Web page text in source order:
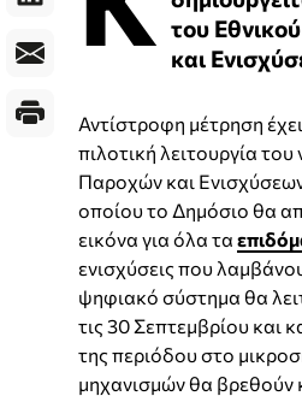
του
και
Αντίστροφη μέτρηση
πιλοτική λειτουργία
Παροχών και
οποίου το Δημόσιο θα
εικόνα για όλα τα
ενισχύσεις που
ψηφιακό σύστημα θα
τις 30 Σεπτεμβρίου και
της περιόδου στο
μηχανισμών θα βρεθούν